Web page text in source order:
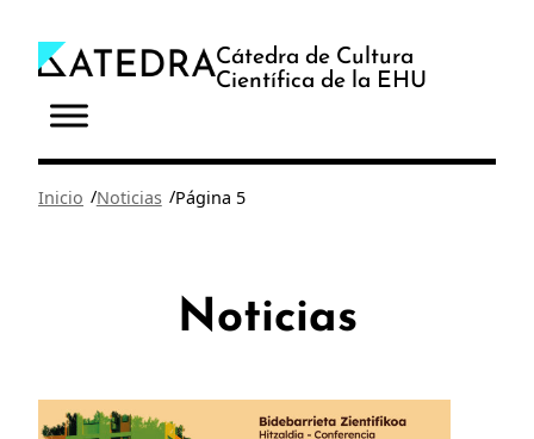
contenido
Cátedra de Cultura
Científica de la EHU
Inicio /Noticias /Página 5
Noticias